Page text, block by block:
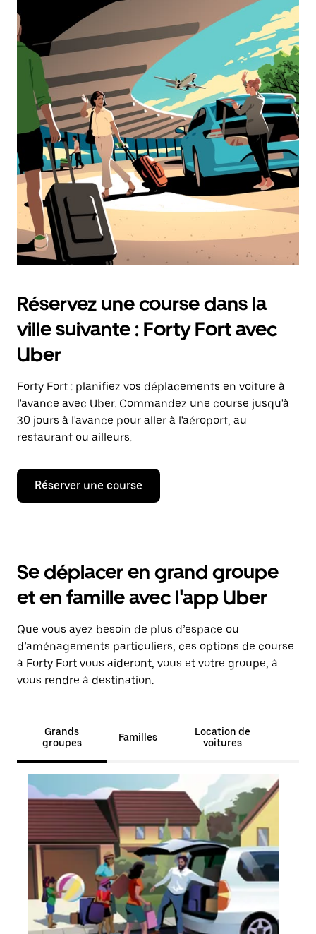
interagir
avec
le
calendrier
sélectionner
une
date.
Appuyez
sur
touche
d'échappement
pour
fermer
le
calendrier.
Réservez une course dans la
ville suivante : Forty Fort avec
Uber
Forty Fort : planifiez vos déplacements en voiture à
l'avance avec Uber. Commandez une course jusqu'à
30 jours à l'avance pour aller à l'aéroport, au
restaurant ou ailleurs.
Réserver une course
Se déplacer en grand groupe
et en famille avec l'app Uber
Que vous ayez besoin de plus d’espace ou
d’aménagements particuliers, ces options de course
à Forty Fort vous aideront, vous et votre groupe, à
vous rendre à destination.
Grands
groupes
Familles
Location de
voitures